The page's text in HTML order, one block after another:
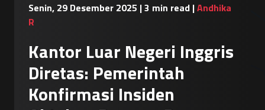
Senin, 29 Desember 2025 |3 min read |Andhika
R
Kantor Luar Negeri Inggris
Diretas: Pemerintah
Konfirmasi Insiden